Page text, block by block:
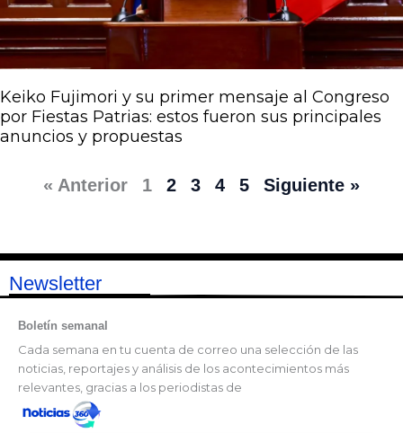
Keiko Fujimori y su primer mensaje al Congreso
por Fiestas Patrias: estos fueron sus principales
anuncios y propuestas
« Anterior 1 2 3 4 5 Siguiente »
Newsletter
Boletín semanal
Cada semana en tu cuenta de correo una selección de las
noticias, reportajes y análisis de los acontecimientos más
relevantes, gracias a los periodistas de